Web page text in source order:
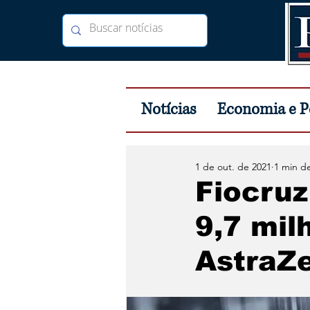
Notícias Economia e
9,7
1 de out. de 2021 1 min